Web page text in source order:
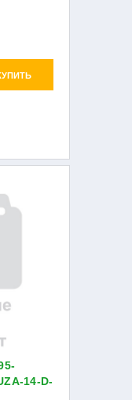
14-D-